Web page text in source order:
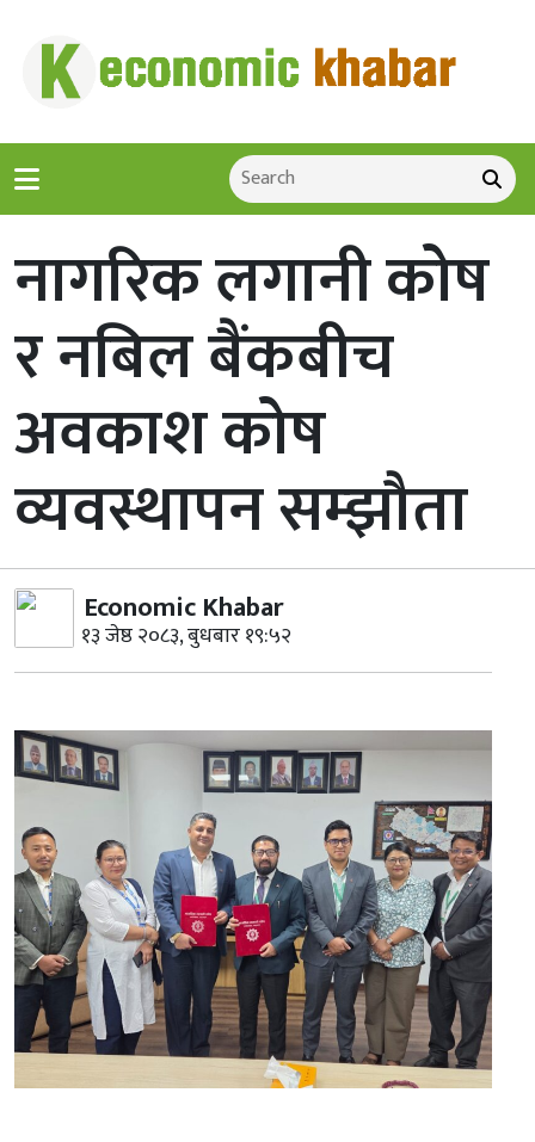
नागरिक लगानी कोष
र नबिल बैंकबीच
अवकाश कोष
व्यवस्थापन सम्झौता
Economic Khabar
१३ जेष्ठ २०८३, बुधबार १९:५२